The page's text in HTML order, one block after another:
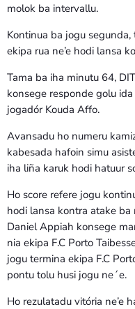
molok ba intervallu.
Kontinua ba jogu
ekipa rua ne’e hodi lansa
Tama ba iha minutu 64,
konsege responde golu
jogadór Kouda Affo.
Avansadu ho numeru
kabesada hafoin simu
iha liña karuk hodi hatuur
Ho score refere jogu
hodi lansa kontra atake
Daniel Appiah konsege
nia ekipa F.C Porto
jogu termina ekipa F.C
pontu tolu husi jogu ne´e.
Ho rezulatadu vitória ne’e